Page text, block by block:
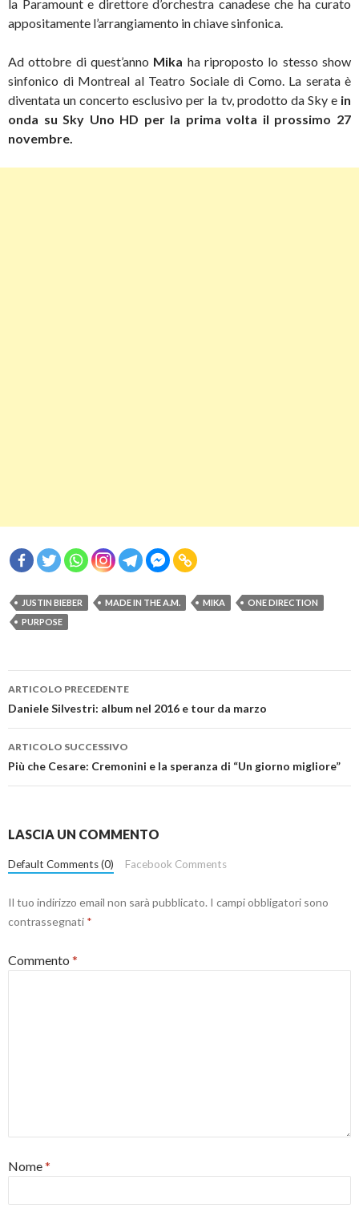
la Paramount e direttore d’orchestra canadese che ha curato
appositamente l’arrangiamento in chiave sinfonica.
Ad ottobre di quest’anno Mika ha riproposto lo stesso show
sinfonico di Montreal al Teatro Sociale di Como. La serata è
diventata un concerto esclusivo per la tv, prodotto da Sky e in
onda su Sky Uno HD per la prima volta il prossimo 27
novembre.
JUSTIN BIEBER MADE IN THE A.M. MIKA
ONE DIRECTION
PURPOSE
Navigazione
articolo
ARTICOLO PRECEDENTE
Daniele Silvestri: album nel 2016 e tour da marzo
ARTICOLO SUCCESSIVO
Più che Cesare: Cremonini e la speranza di “Un giorno migliore”
LASCIA UN COMMENTO
Default Comments (0) Facebook Comments
Il tuo indirizzo email non sarà pubblicato. I campi obbligatori sono
contrassegnati *
Commento *
Nome*